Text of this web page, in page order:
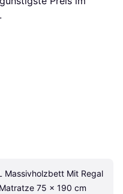
Massivholzbett Mit Regal
75 x 190 cm